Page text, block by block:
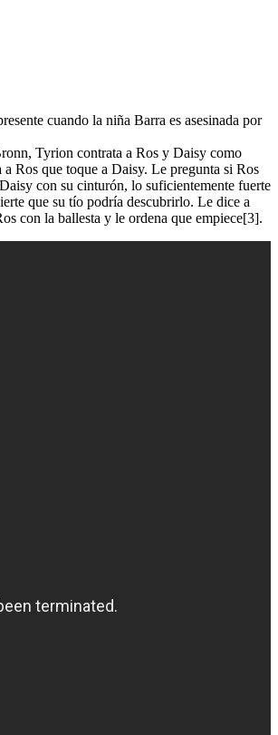
cuando la niña Barra es asesinada por
Tyrion contrata a Ros y Daisy como
Ros que toque a Daisy. Le pregunta si Ros
con su cinturón, lo suficientemente fuerte
que su tío podría descubrirlo. Le dice a
con la ballesta y le ordena que empiece[3].